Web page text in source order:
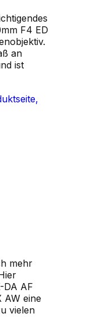
F4 ED
an
ist
mehr
DA AF
AW eine
vielen